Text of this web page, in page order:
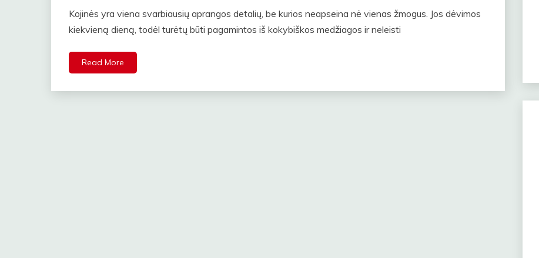
Kojinės yra viena svarbiausių aprangos detalių, be kurios neapseina nė vienas žmogus. Jos dėvimos
kiekvieną dieną, todėl turėtų būti pagamintos iš kokybiškos medžiagos ir neleisti
Read More